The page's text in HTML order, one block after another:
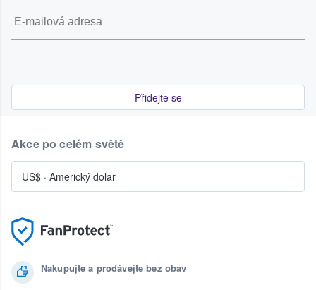
Přidejte se
Nakupujte a prodávejte bez obav
Akce po celém světě
US$ · Americký dolar